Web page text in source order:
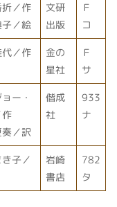
／作
／絵
文研
出版
Ｆ
コ
／作
金の
星社
Ｆ
サ
ー・
作
／訳
偕成
社
933
ナ
子／
岩崎
書店
782
タ